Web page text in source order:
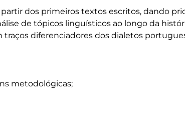
dos primeiros textos escritos, dando
de tópicos linguísticos ao longo da
diferenciadores dos dialetos
metodológicas;